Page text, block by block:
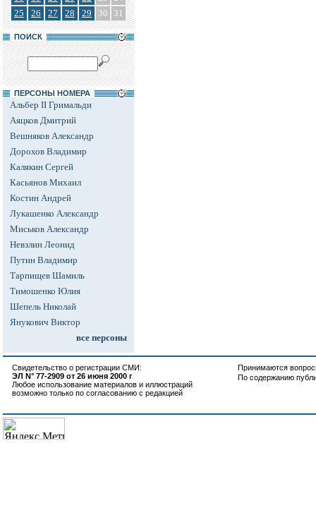
25
26 27 28 29 30 31
ПОИСК
ПЕРСОНЫ НОМЕРА
Альбер II Гримальди
Аяцков Дмитрий
Вешняков Александр
Дорохов Владимир
Калякин Сергей
Касьянов Михаил
Костин Андрей
Лукашенко Александр
Миськов Александр
Невзлин Леонид
Путин Владимир
Тарпищев Шамиль
Тимошенко Юлия
Шепель Николай
Янукович Виктор
все персоны
Свидетельство о регистрации СМИ:
ЭЛ N° 77-2909 от 26 июня 2000 г
Любое использование материалов и иллюстраций
возможно только по согласованию с редакцией
Принимаются
По содержанию